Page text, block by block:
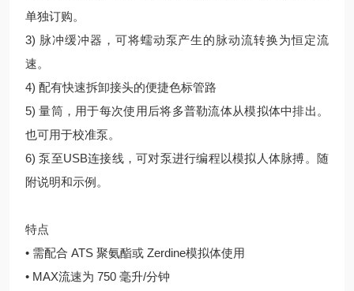
单独订购。
3) 脉冲缓冲器，可将蠕动泵产生的脉动流转换为恒定流
速。
4) 配有快速拆卸接头的便捷色标管路
5) 量筒，用于每次使用后将多普勒流体从模拟体中排出。
也可用于校准泵。
6) 泵至USB连接线，可对泵进行编程以模拟人体脉搏。随
附说明和示例。
特点
• 需配合 ATS 聚氨酯或 Zerdine模拟体使用
• MAX流速为 750 毫升/分钟